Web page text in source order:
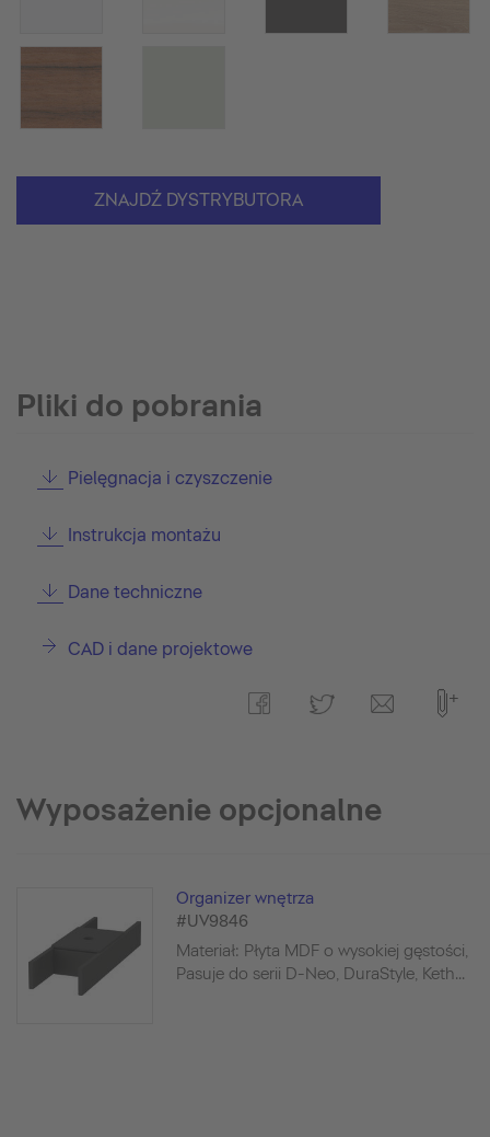
ZNAJDŹ DYSTRYBUTORA
Pliki do pobrania
Pielęgnacja i czyszczenie
Instrukcja montażu
Dane techniczne
CAD i dane projektowe
Wyposażenie opcjonalne
Organizer wnętrza
#UV9846
Materiał: Płyta MDF o wysokiej gęstości,
Pasuje do serii D-Neo, DuraStyle, Keth...